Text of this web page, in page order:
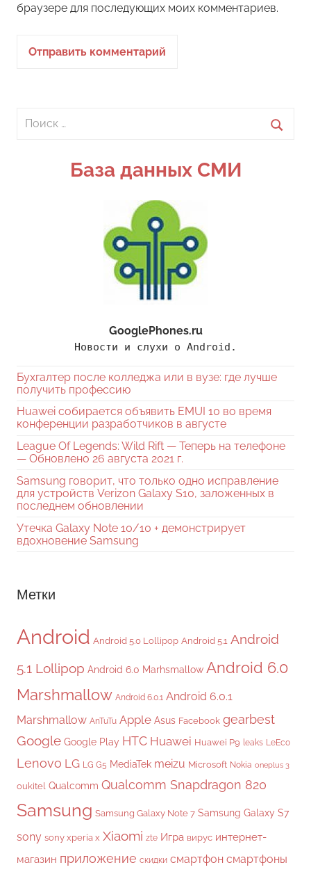
браузере для последующих моих комментариев.
Поиск
База данных СМИ
GooglePhones.ru
Новости и слухи о Android.
Бухгалтер после колледжа или в вузе: где лучше
получить профессию
Huawei собирается объявить EMUI 10 во время
конференции разработчиков в августе
League Of Legends: Wild Rift — Теперь на телефоне
— Обновлено 26 августа 2021 г.
Samsung говорит, что только одно исправление
для устройств Verizon Galaxy S10, заложенных в
последнем обновлении
Утечка Galaxy Note 10/10 + демонстрирует
вдохновение Samsung
Метки
Android Android 5.0 Lollipop Android 5.1 Android
5.1 Lollipop Android 6.0 Marhsmallow Android 6.0
Marshmallow Android 6.0.1 Android 6.0.1
Marshmallow AnTuTu Apple Asus Facebook gearbest
Google Google Play HTC Huawei Huawei P9 leaks LeEco
Lenovo LG LG G5 MediaTek meizu Microsoft Nokia oneplus 3
oukitel Qualcomm Qualcomm Snapdragon 820
Samsung Samsung Galaxy Note 7 Samsung Galaxy S7
sony sony xperia x Xiaomi zte Игра вирус интернет-
магазин приложение скидки смартфон смартфоны